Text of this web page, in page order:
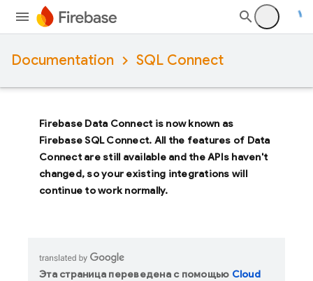
Documentation SQL Connect
Firebase Data Connectis now known as
Firebase SQL Connect. All the features of Data
Connectare still available and the APIs haven't
changed, so your existing integrations will
continue to work normally.
Эта страница переведена с помощью Cloud